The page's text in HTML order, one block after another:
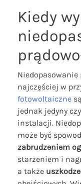
Kiedy
najczęściej w
fotowoltaiczne są
jednak jedyny
instalacji.
może być
zabrudzeniem
starzeniem i
a także